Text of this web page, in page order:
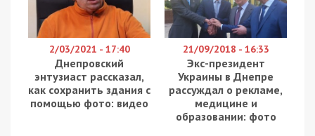
2/03/2021 - 17:40
Днепровский
энтузиаст рассказал,
как сохранить здания с
помощью фото: видео
21/09/2018 - 16:33
Экс-президент
Украины в Днепре
рассуждал о рекламе,
медицине и
образовании: фото